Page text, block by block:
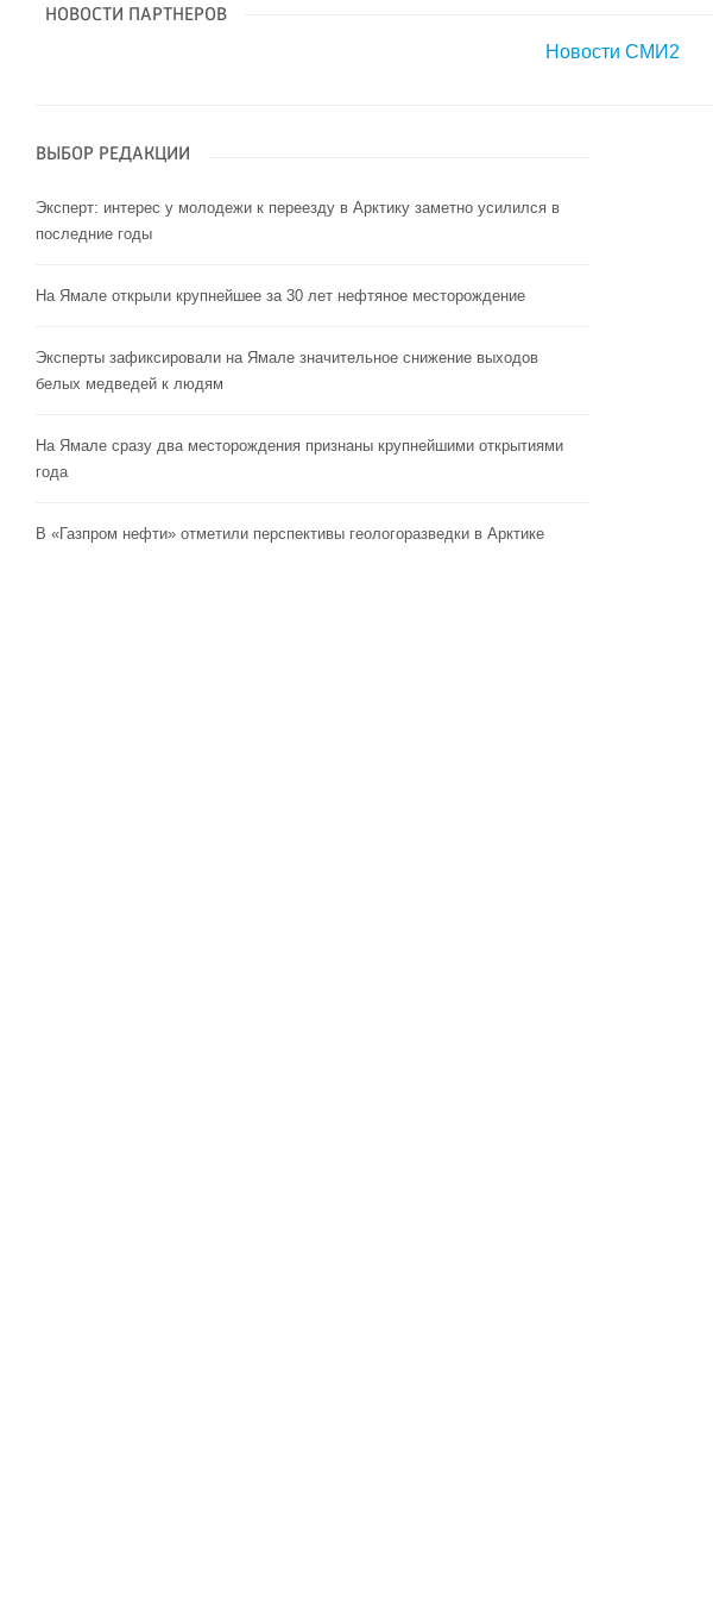
НОВОСТИ ПАРТНЕРОВ
Новости СМИ2
ВЫБОР РЕДАКЦИИ
Эксперт: интерес у молодежи к переезду в Арктику заметно усилился в
последние годы
На Ямале открыли крупнейшее за 30 лет нефтяное месторождение
Эксперты зафиксировали на Ямале значительное снижение выходов
белых медведей к людям
На Ямале сразу два месторождения признаны крупнейшими открытиями
года
В «Газпром нефти» отметили перспективы геологоразведки в Арктике